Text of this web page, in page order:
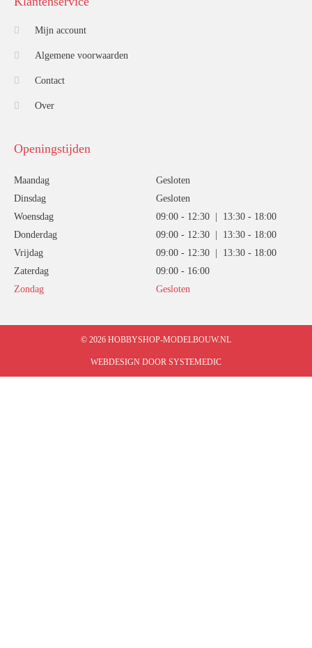
Mijn account
Algemene voorwaarden
Contact
Over
Openingstijden
Maandag
Gesloten
Dinsdag
Gesloten
Woensdag
09:00 - 12:30 | 13:30 - 18:00
Donderdag
09:00 - 12:30 | 13:30 - 18:00
Vrijdag
09:00 - 12:30 | 13:30 - 18:00
Zaterdag
09:00 - 16:00
Zondag
Gesloten
© 2026 HOBBYSHOP-MODELBOUW.NL
WEBDESIGN DOOR SYSTEMEDIC